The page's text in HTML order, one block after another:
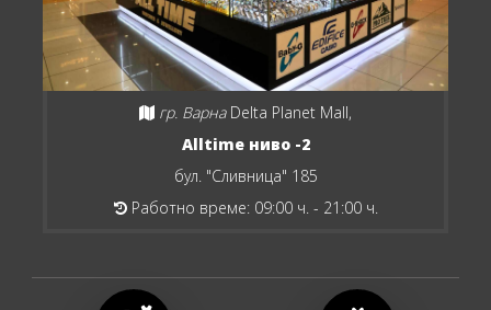
гр. Варна Delta Planet Mall,
Alltime ниво -2
бул. "Сливница" 185
Работно време: 09:00 ч. - 21:00 ч.